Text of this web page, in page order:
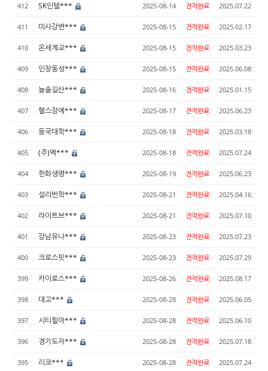
412 SK인텔*** 2025-08-14 견적완료 2025.07.22
411 미사강변*** 2025-08-15 견적완료 2025.02.17
410 온세계교*** 2025-08-15 견적완료 2025.03.23
409 인창동성*** 2025-08-15 견적완료 2025.06.08
408 늘솔길산*** 2025-08-16 견적완료 2025.01.15
407 헬스장에*** 2025-08-17 견적완료 2025.06.23
406 동국대학*** 2025-08-18 견적완료 2025.03.18
405 (주)멕*** 2025-08-18 견적완료 2025.07.24
404 한화생명*** 2025-08-19 견적완료 2025.06.23
403 설리번학*** 2025-08-21 견적완료 2025.04.16
402 라이트브*** 2025-08-21 견적완료 2025.07.10
401 강남유나*** 2025-08-23 견적완료 2025.07.23
400 크로스핏*** 2025-08-23 견적완료 2025.07.29
399 카이로스*** 2025-08-26 견적완료 2025.08.17
398 대고*** 2025-08-28 견적완료 2025.06.05
397 시티힐아*** 2025-08-28 견적완료 2025.06.10
396 경기도자*** 2025-08-28 견적완료 2025.07.18
395 리코*** 2025-08-28 견적완료 2025.07.24